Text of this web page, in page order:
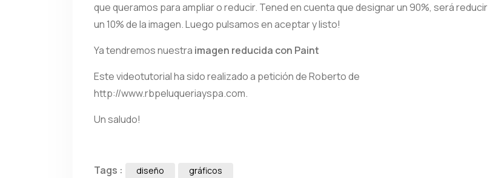
que queramos para ampliar o reducir. Tened en cuenta que designar un 90%, será reducir
un 10% de la imagen. Luego pulsamos en aceptar y listo!
Ya tendremos nuestra imagen reducida con Paint
Este videotutorial ha sido realizado a petición de Roberto de
http://www.rbpeluqueriayspa.com.
Un saludo!
Tags : diseño gráficos